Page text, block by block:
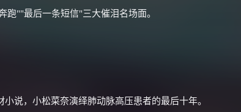
跑""最后一条短信"三大催泪名场面。
小说，小松菜奈演绎肺动脉高压患者的最后十年。